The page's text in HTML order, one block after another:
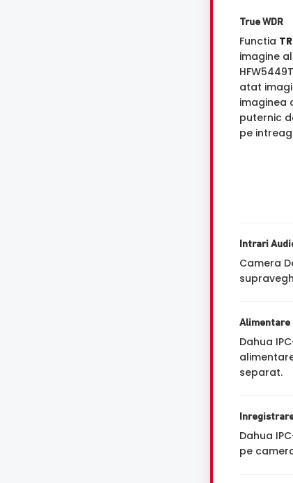
True WDR
Functia
imagine
atat
imaginea
puternic
pe
Intrari
Camera
Alimentare
Dahua
separat.
Dahua
pe